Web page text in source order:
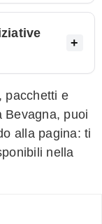
pacchetti e
Bevagna, puoi
alla pagina: ti
nella